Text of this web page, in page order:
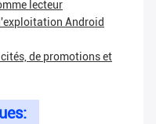
lecteur
Android
de promotions et